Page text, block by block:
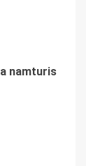
namturis